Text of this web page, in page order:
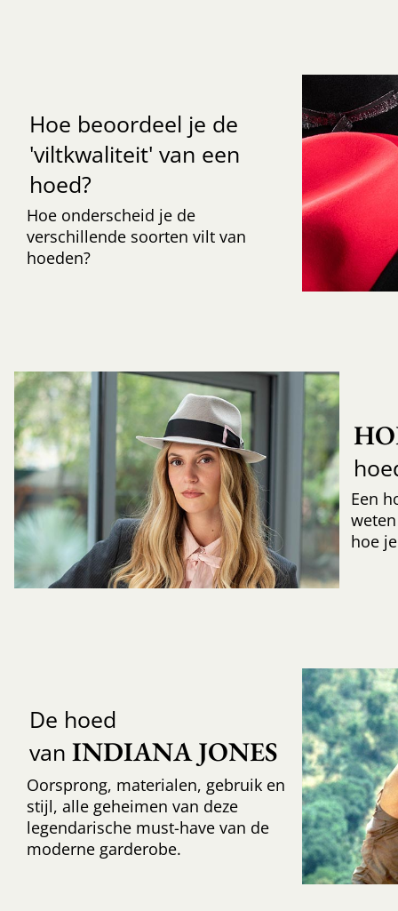
Hoe beoordeel je de
'viltkwaliteit' van een
hoed?
Hoe onderscheid je de
verschillende soorten vilt van
hoeden?
Een
hoe
De hoed
van INDIANA JONES
Oorsprong, materialen, gebruik en
stijl, alle geheimen van deze
legendarische must-have van de
moderne garderobe.